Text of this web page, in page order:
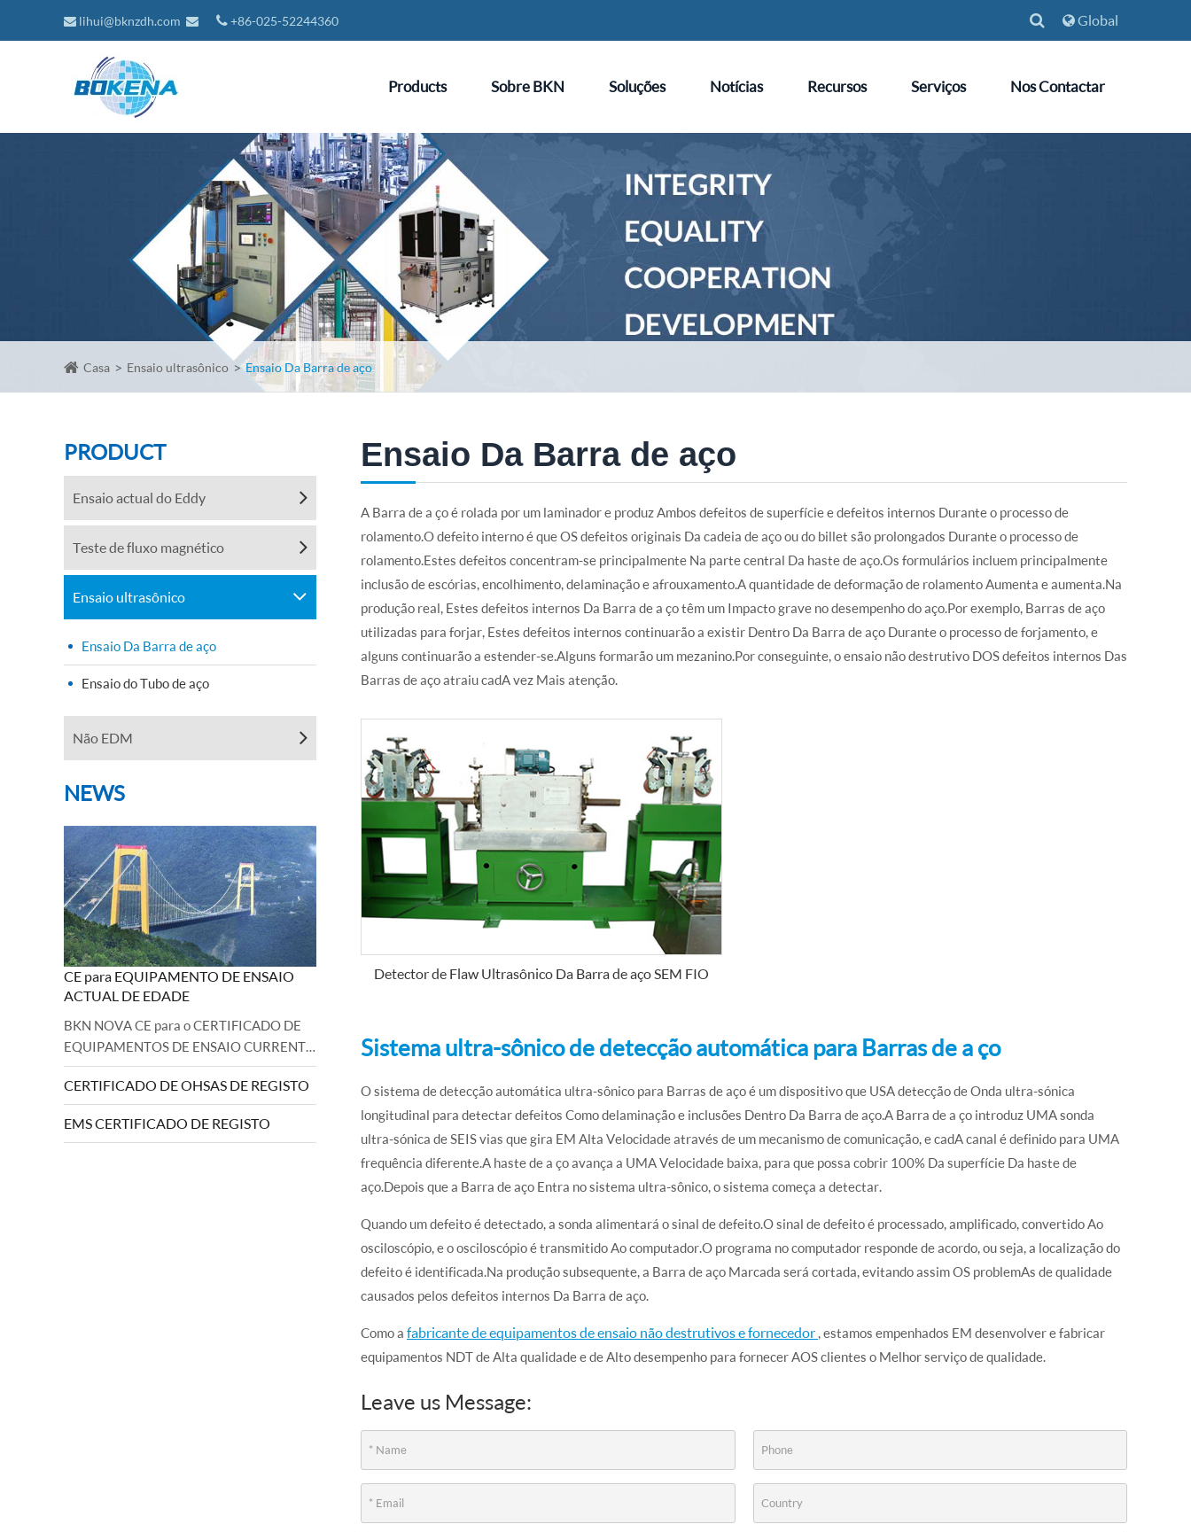
lihui@bknzdh.com +86-025-52244360 Global
Products Sobre BKN Soluções Notícias Recursos Serviços Nos Contactar
Casa Ensaio ultrasônico Ensaio Da Barra de aço
PRODUCT
Ensaio actual do Eddy
Teste de fluxo magnético
Ensaio ultrasônico
Ensaio Da Barra de aço
Ensaio do Tubo de aço
Não EDM
NEWS
CE para EQUIPAMENTO DE ENSAIO
ACTUAL DE EDADE
BKN NOVA CE para o CERTIFICADO DE
EQUIPAMENTOS DE ENSAIO CURRENTE
EDDY CURRENTE DE EQUIPAÇÃO DE
EQUIPAMENTO DA MACHINERY E DA
DIRECTIVA LOW VOLTAGE BKN FOI
observada e concluída com êxito a
CERTIFICADO DE OHSAS DE REGISTO
EMS CERTIFICADO DE REGISTO
Ensaio Da Barra de aço
A Barra de a ço é rolada por um laminador e produz Ambos defeitos de superfície e defeitos internos Durante o processo de
rolamento.O defeito interno é que OS defeitos originais Da cadeia de aço ou do billet são prolongados Durante o processo de
rolamento.Estes defeitos concentram-se principalmente Na parte central Da haste de aço.Os formulários incluem principalmente
inclusão de escórias, encolhimento, delaminação e afrouxamento.A quantidade de deformação de rolamento Aumenta e aumenta.Na
produção real, Estes defeitos internos Da Barra de a ço têm um Impacto grave no desempenho do aço.Por exemplo, Barras de aço
utilizadas para forjar, Estes defeitos internos continuarão a existir Dentro Da Barra de aço Durante o processo de forjamento, e
alguns continuarão a estender-se.Alguns formarão um mezanino.Por conseguinte, o ensaio não destrutivo DOS defeitos internos Das
Barras de aço atraiu cadA vez Mais atenção.
Detector de Flaw Ultrasônico Da Barra de aço SEM FIO
Sistema ultra-sônico de detecção automática para Barras de a ço
O sistema de detecção automática ultra-sônico para Barras de aço é um dispositivo que USA detecção de Onda ultra-sónica
longitudinal para detectar defeitos Como delaminação e inclusões Dentro Da Barra de aço.A Barra de a ço introduz UMA sonda
ultra-sónica de SEIS vias que gira EM Alta Velocidade através de um mecanismo de comunicação, e cadA canal é definido para UMA
frequência diferente.A haste de a ço avança a UMA Velocidade baixa, para que possa cobrir 100% Da superfície Da haste de
aço.Depois que a Barra de aço Entra no sistema ultra-sônico, o sistema começa a detectar.
Quando um defeito é detectado, a sonda alimentará o sinal de defeito.O sinal de defeito é processado, amplificado, convertido Ao
osciloscópio, e o osciloscópio é transmitido Ao computador.O programa no computador responde de acordo, ou seja, a localização do
defeito é identificada.Na produção subsequente, a Barra de aço Marcada será cortada, evitando assim OS problemAs de qualidade
causados pelos defeitos internos Da Barra de aço.
Como a fabricante de equipamentos de ensaio não destrutivos e fornecedor , estamos empenhados EM desenvolver e fabricar
equipamentos NDT de Alta qualidade e de Alto desempenho para fornecer AOS clientes o Melhor serviço de qualidade.
Leave us Message: